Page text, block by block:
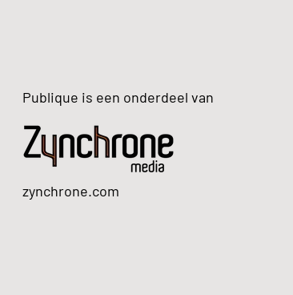
Publique is een onderdeel van
zynchrone.com